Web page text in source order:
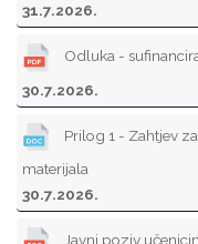
31.7.2026.
Odluka -
30.7.2026.
Prilog 1 - Zahtjev
materijala
30.7.2026.
Javni poziv